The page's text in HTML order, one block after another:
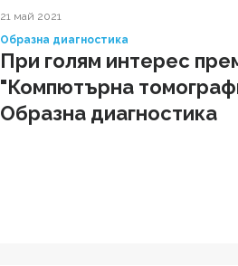
21 май 2021
Образна диагностика
При голям интерес
"Компютърна
Образна диагностика